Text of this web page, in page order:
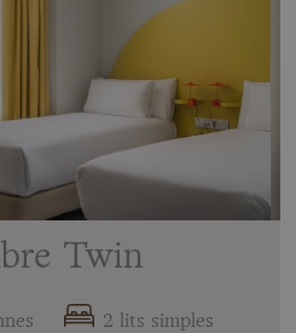
Twin
2 lits simples